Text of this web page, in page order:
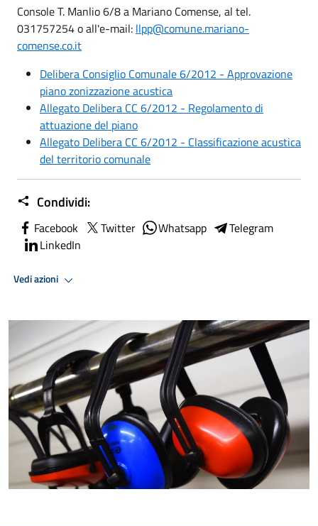
Console T. Manlio 6/8 a Mariano Comense, al tel.
031757254 o all'e-mail: llpp@comune.mariano-
comense.co.it
Delibera Consiglio Comunale 6/2012 - Approvazione
piano zonizzazione acustica
Allegato Delibera CC 6/2012 - Regolamento di
attuazione del piano
Allegato Delibera CC 6/2012 - Classificazione acustica
del territorio comunale
Condividi:
Facebook Twitter Whatsapp
Telegram
LinkedIn
Vedi azioni